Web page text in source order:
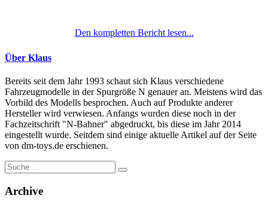
Den kompletten Bericht lesen...
Über Klaus
Bereits seit dem Jahr 1993 schaut sich Klaus verschiedene
Fahrzeugmodelle in der Spurgröße N genauer an. Meistens wird das
Vorbild des Modells besprochen. Auch auf Produkte anderer
Hersteller wird verwiesen. Anfangs wurden diese noch in der
Fachzeitschrift "N-Bahner" abgedruckt, bis diese im Jahr 2014
eingestellt wurde. Seitdem sind einige aktuelle Artikel auf der Seite
von dm-toys.de erschienen.
Suche
nach:
Archive